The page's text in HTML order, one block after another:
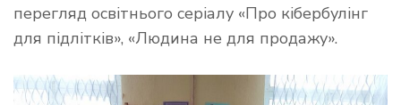
перегляд освітнього серіалу «Про кібербулінг
для підлітків», «Людина не для продажу».